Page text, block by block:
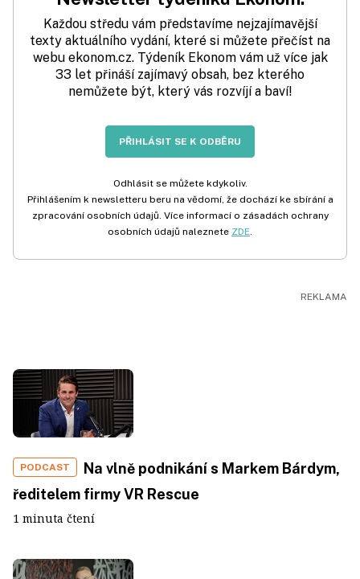
Každou středu vám představíme nejzajímavější
texty aktuálního vydání, které si můžete přečíst na
webu ekonom.cz. Týdeník Ekonom vám už více jak
33 let přináší zajímavý obsah, bez kterého
nemůžete být, který vás rozvíjí a baví!
PŘIHLÁSIT SE K ODBĚRU
Odhlásit se můžete kdykoliv.
Přihlášením k newsletteru beru na vědomí, že dochází ke sbírání a
zpracování osobních údajů. Více informací o zásadách ochrany
osobních údajů naleznete ZDE.
PODCAST
Na vlně podnikání s Markem Bárdym,
ředitelem firmy VR Rescue
1 minuta čtení